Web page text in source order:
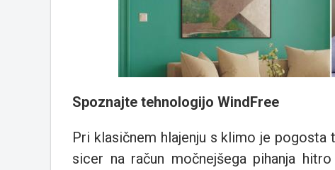
Spoznajte tehnologijo WindFree
Pri klasičnem hlajenju s klimo je
sicer na račun močnejšega pihanja